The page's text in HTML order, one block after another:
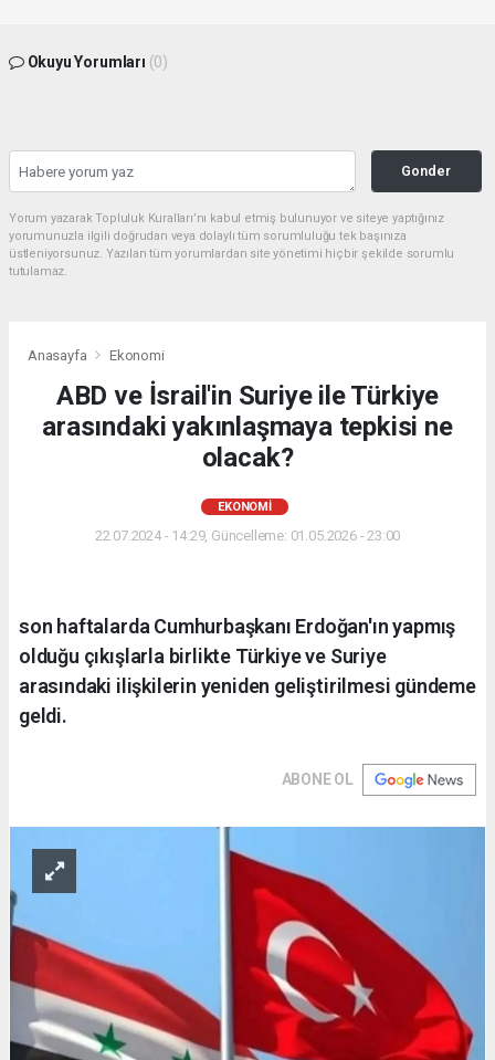
Okuyu Yorumları (0)
Gonder
Yorum yazarak Topluluk Kuralları’nı kabul etmiş bulunuyor ve siteye yaptığınız
yorumunuzla ilgili doğrudan veya dolaylı tüm sorumluluğu tek başınıza
üstleniyorsunuz. Yazılan tüm yorumlardan site yönetimi hiçbir şekilde sorumlu
tutulamaz.
Anasayfa Ekonomi
ABD ve İsrail'in Suriye ile Türkiye
arasındaki yakınlaşmaya tepkisi ne
olacak?
EKONOMI
22.07.2024 - 14:29, Güncelleme: 01.05.2026 - 23:00
son haftalarda Cumhurbaşkanı Erdoğan'ın yapmış
olduğu çıkışlarla birlikte Türkiye ve Suriye
arasındaki ilişkilerin yeniden geliştirilmesi gündeme
geldi.
ABONE OL